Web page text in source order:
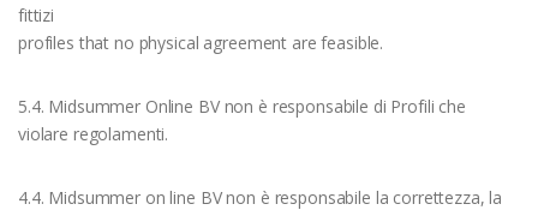
fittizi
profiles that no physical agreement are feasible.
5.4. Midsummer Online BV non è responsabile di Profili che
violare regolamenti.
4.4. Midsummer on line BV non è responsabile la correttezza, la